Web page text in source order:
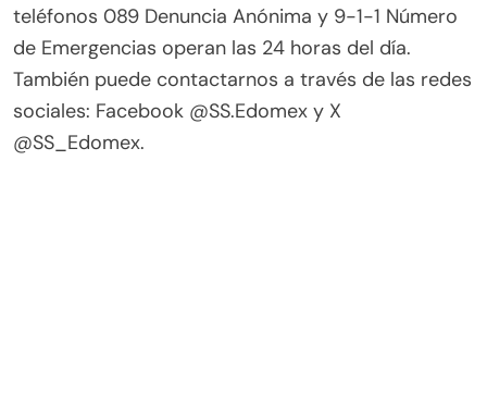
teléfonos 089 Denuncia Anónima y 9-1-1 Número
de Emergencias operan las 24 horas del día.
También puede contactarnos a través de las redes
sociales: Facebook @SS.Edomex y X
@SS_Edomex.